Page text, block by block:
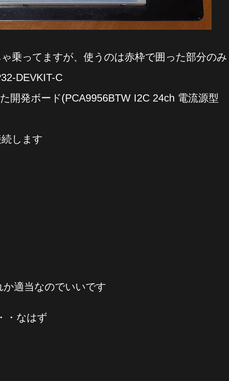
乗ってますが、使うのは赤枠で囲った部分のみ
DEVKIT-C
開発ボード(PCA9956BTW I2C 24ch 電流源型
します
適当なのでいいです
・なはず